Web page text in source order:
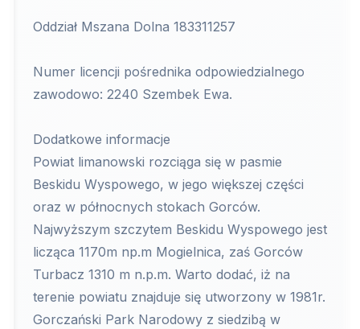
Oddział Mszana Dolna 183311257
Numer licencji pośrednika odpowiedzialnego
zawodowo: 2240 Szembek Ewa.
Dodatkowe informacje
Powiat limanowski rozciąga się w pasmie
Beskidu Wyspowego, w jego większej części
oraz w północnych stokach Gorców.
Najwyższym szczytem Beskidu Wyspowego jest
licząca 1170m np.m Mogielnica, zaś Gorców
Turbacz 1310 m n.p.m. Warto dodać, iż na
terenie powiatu znajduje się utworzony w 1981r.
Gorczański Park Narodowy z siedzibą w